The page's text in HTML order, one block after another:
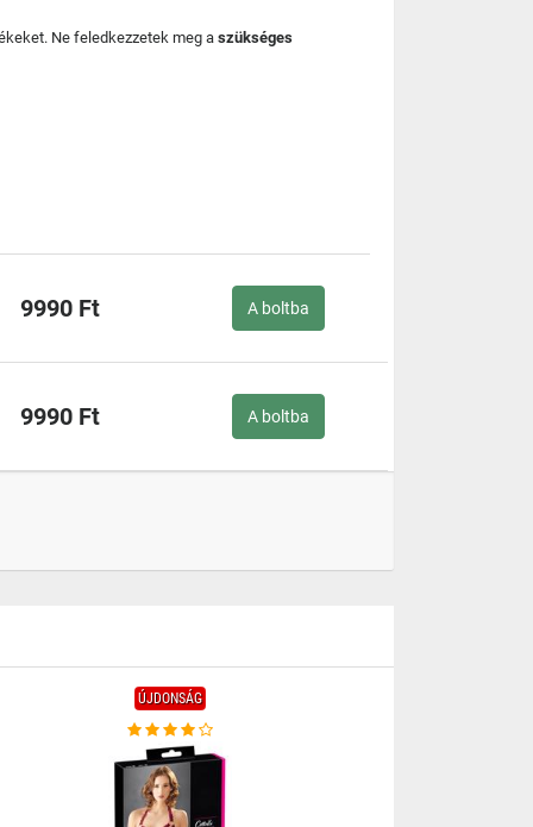
Ne feledkezzetek meg aszükséges
9990 Ft A boltba
9990 Ft A boltba
ÚJDONSÁG